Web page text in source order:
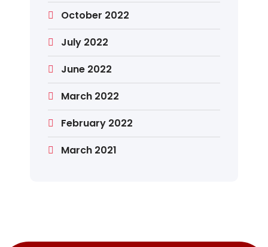
October 2022
July 2022
June 2022
March 2022
February 2022
March 2021